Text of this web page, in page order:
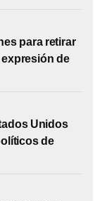
para retirar
de
Unidos
de